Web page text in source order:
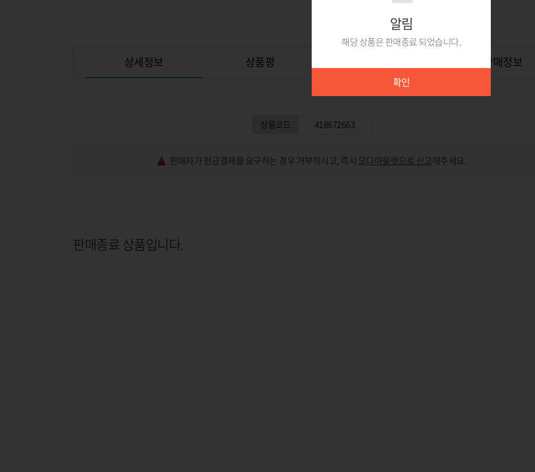
상세정보 상품평 위탁판매정보
상품코드 418672663
판매자가 현금결제를 요구하는 경우 거부하시고, 즉시 모다아울렛으로 신고해주세요.
알림
해당 상품은 판매종료 되었습니다.
확인